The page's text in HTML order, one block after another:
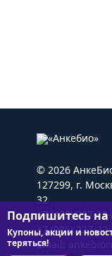
© 2026
127299, г.
32
+7 (495) 227-
+7 (985) 227-
Email:
Подпишитесь на
Купоны, акции и
теряться!